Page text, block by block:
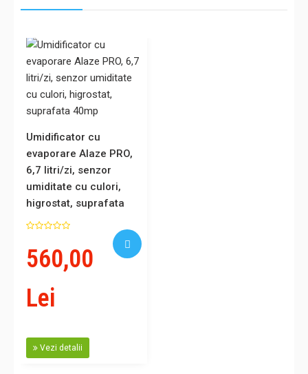
Umidificator cu
evaporare Alaze PRO,
6,7 litri/zi, senzor
umiditate cu culori,
higrostat, suprafata
40mp
560,00
Lei
Vezi detalii